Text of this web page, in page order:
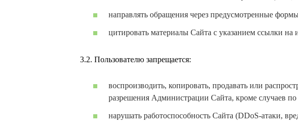
направлять обращения через предусмотренные
цитировать материалы Сайта с указанием ссылки
3.2. Пользователю запрещается:
воспроизводить, копировать, продавать или
разрешения Администрации Сайта, кроме случаев
нарушать работоспособность Сайта (DDoS-атаки,